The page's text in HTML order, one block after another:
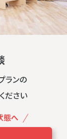
ランの
ださい
態へ